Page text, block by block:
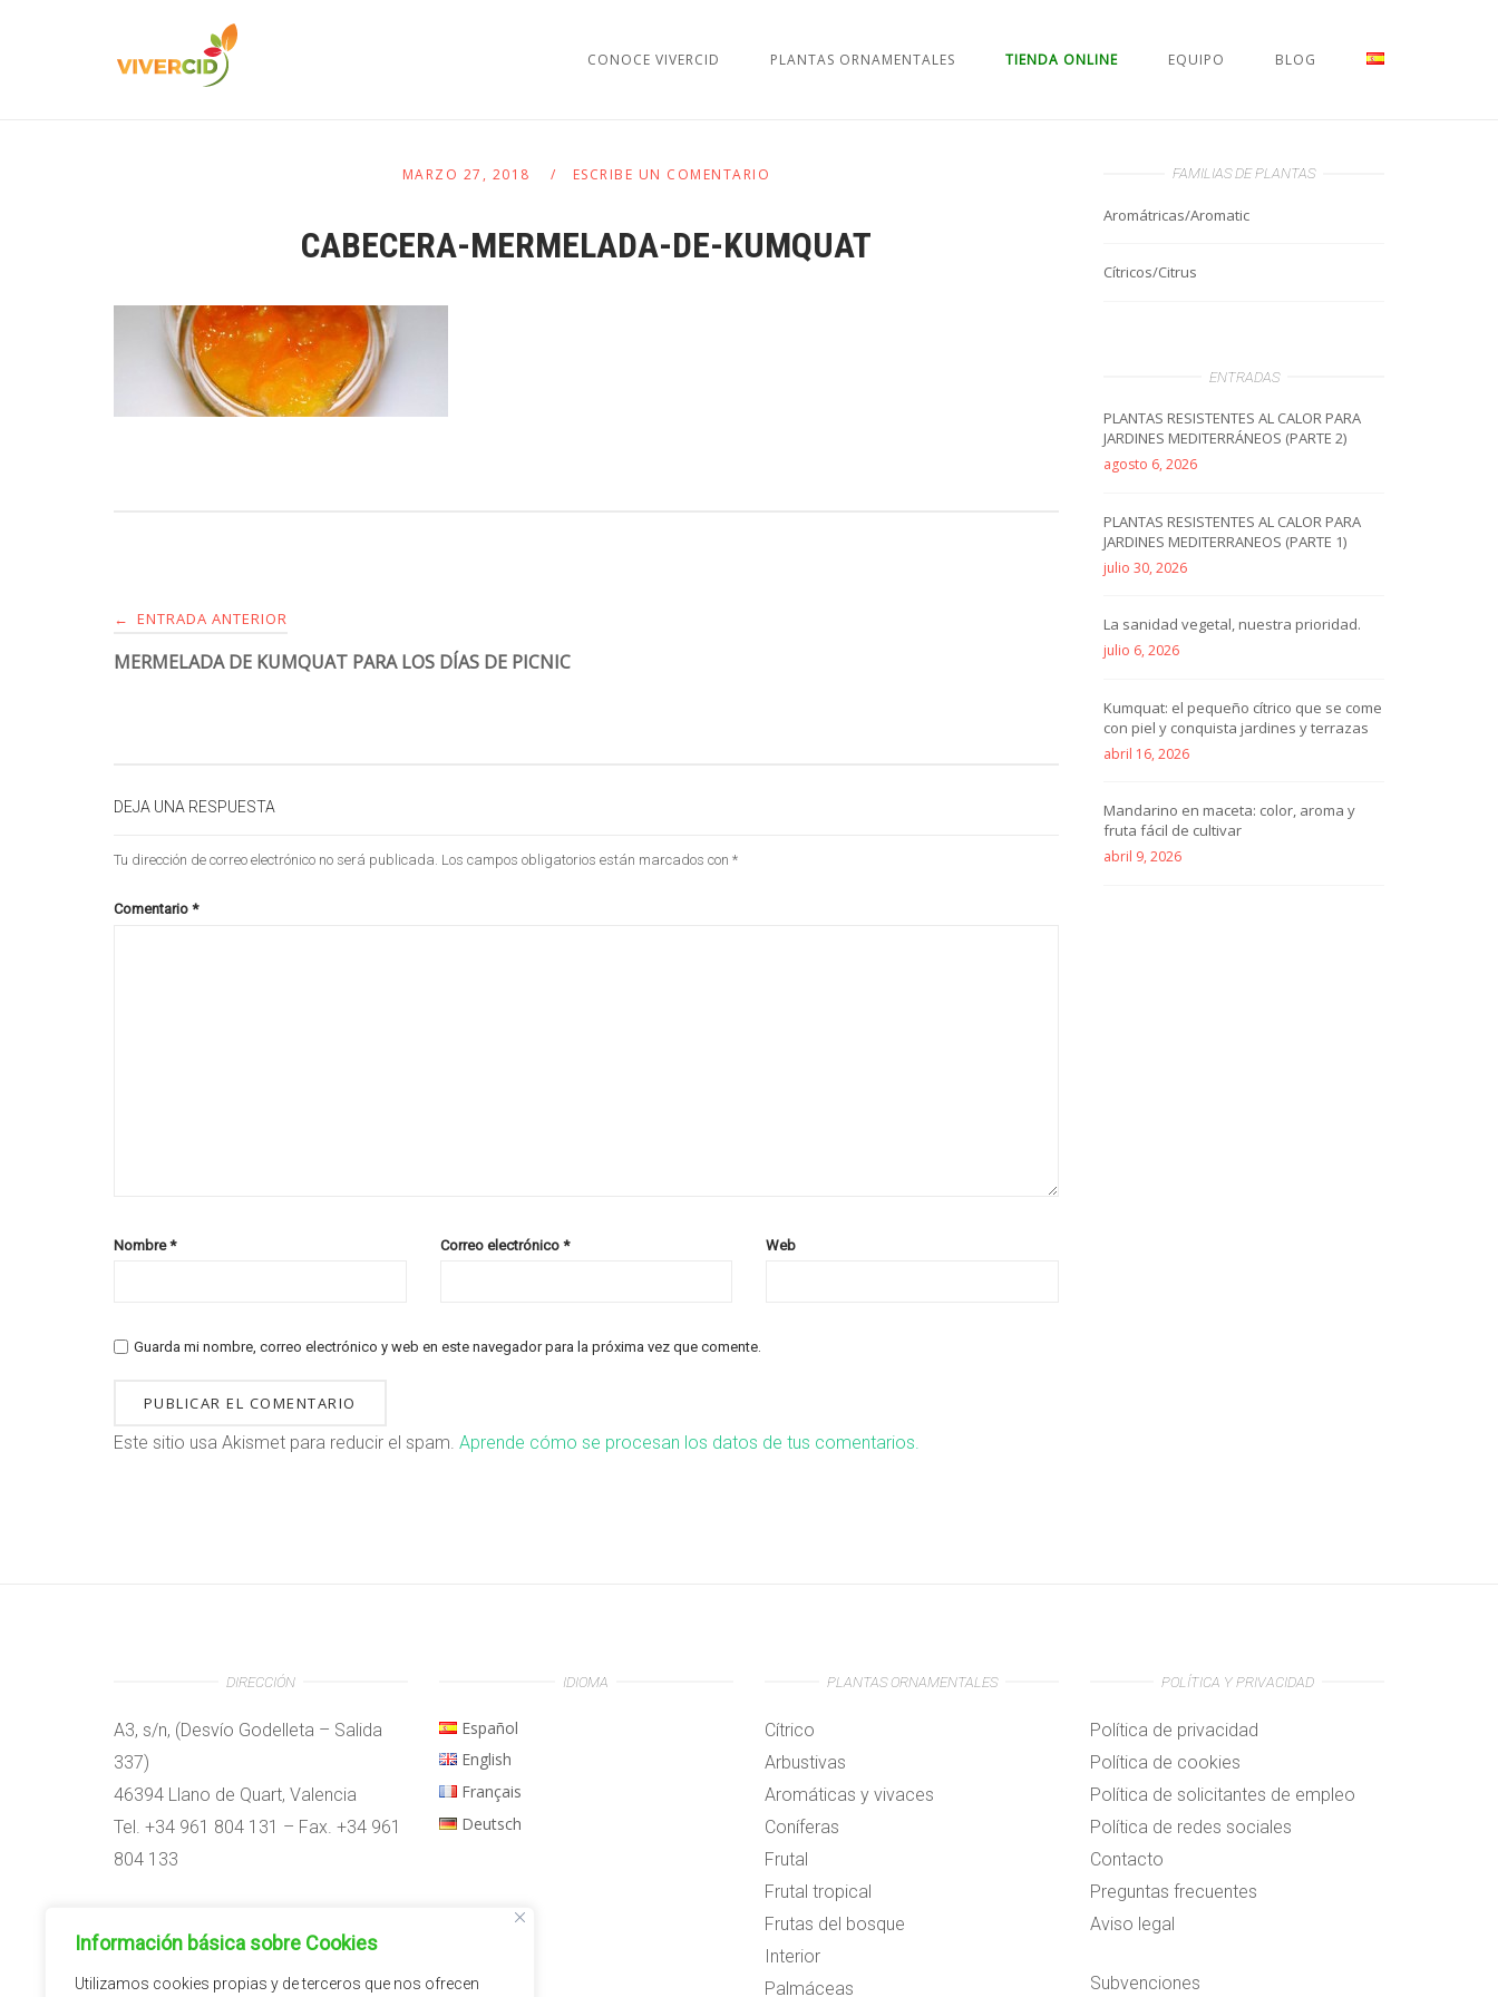
Información básica sobre Cookies
Utilizamos cookies propias y de terceros que nos ofrecen
CONOCE VIVERCID PLANTAS ORNAMENTALES TIENDA ONLINE EQUIPO BLOG
MARZO 27, 2018 ESCRIBE UN COMENTARIO
CABECERA-MERMELADA-DE-KUMQUAT
← ENTRADA ANTERIOR
MERMELADA DE KUMQUAT PARA LOS DÍAS DE PICNIC
DEJA UNA RESPUESTA
Tu dirección de correo electrónico no será publicada. Los campos obligatorios están marcados con *
Comentario *
Nombre* Correo electrónico * Web
Guarda mi nombre, correo electrónico y web en este navegador para la próxima vez que comente.
Este sitio usa Akismet para reducir el spam. Aprende cómo se procesan los datos de tus comentarios.
FAMILIAS DE PLANTAS
Aromátricas/Aromatic
Cítricos/Citrus
ENTRADAS
PLANTAS RESISTENTES AL CALOR PARA
JARDINES MEDITERRÁNEOS (PARTE 2)
agosto 6, 2026
PLANTAS RESISTENTES AL CALOR PARA
JARDINES MEDITERRANEOS (PARTE 1)
julio 30, 2026
La sanidad vegetal, nuestra prioridad.
julio 6, 2026
Kumquat: el pequeño cítrico que se come
con piel y conquista jardines y terrazas
abril 16, 2026
Mandarino en maceta: color, aroma y
fruta fácil de cultivar
abril 9, 2026
DIRECCIÓN
A3, s/n, (Desvío Godelleta – Salida
337)
46394 Llano de Quart, Valencia
Tel. +34 961 804 131 – Fax. +34 961
804 133
09:00h – 14:00h
15:00h – 18:00h
IDIOMA
Español
English
Français
Deutsch
PLANTAS ORNAMENTALES
Cítrico
Arbustivas
Aromáticas y vivaces
Coníferas
Frutal
Frutal tropical
Frutas del bosque
Interior
Palmáceas
POLÍTICA Y PRIVACIDAD
Política de privacidad
Política de cookies
Política de solicitantes de empleo
Política de redes sociales
Contacto
Preguntas frecuentes
Aviso legal
Subvenciones